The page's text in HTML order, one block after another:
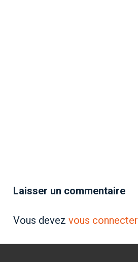
Laisser un commentaire
Vous devezvous connecter